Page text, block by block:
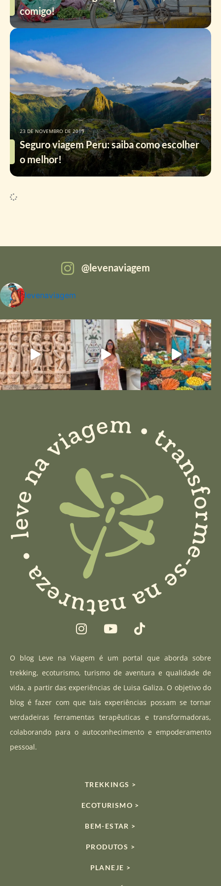
comigo!
Seguro viagem Peru: saiba como escolher
o melhor!
23 DE NOVEMBRO DE 2019
levenaviagem
levenaviagem
I
n
t
a
g
a
m
Y
o
t
u
b
T
i
t
o
k
O blog Leve na Viagem é um portal que aborda sobre
trekking, ecoturismo, turismo de aventura e qualidade de
vida, a partir das experiências de Luisa Galiza. O objetivo do
blog é fazer com que tais experiências possam se tornar
verdadeiras ferramentas terapêuticas e transformadoras,
colaborando para o autoconhecimento e empoderamento
pessoal.
TREKKINGS >
ECOTURISMO >
BEM-ESTAR >
PRODUTOS >
PLANEJE >